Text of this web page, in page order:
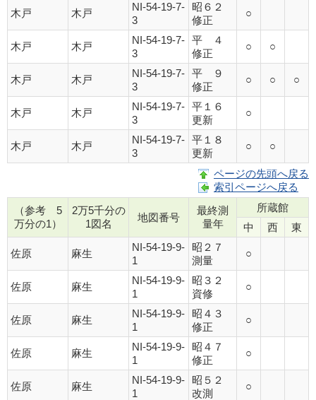
木戸 木戸
NI-54-19-7-
3
昭６２
修正
○
木戸 木戸
NI-54-19-7-
3
平 ４
修正
○ ○
木戸 木戸
NI-54-19-7-
3
平 ９
修正
○ ○ ○
木戸 木戸
NI-54-19-7-
3
平１６
更新
○
木戸 木戸
NI-54-19-7-
3
平１８
更新
○ ○
ページの先頭へ戻る
索引ページへ戻る
（参考 5
万分の1）
2万5千分の
1図名
地図番号
最終測
量年
所蔵館
中
西 東
佐原 麻生
NI-54-19-9-
1
昭２７
測量
○
佐原 麻生
NI-54-19-9-
1
昭３２
資修
○
佐原 麻生
NI-54-19-9-
1
昭４３
修正
○
佐原 麻生
NI-54-19-9-
1
昭４７
修正
○
佐原 麻生
NI-54-19-9-
1
昭５２
改測
○